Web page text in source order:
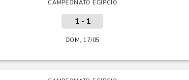
CAMPEONATO EGÍPCIO
1- 1
DOM, 17/05